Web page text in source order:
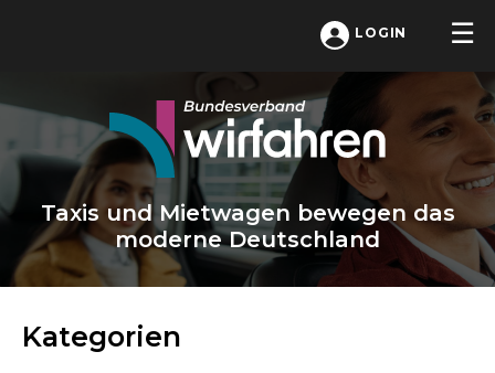
LOGIN
Taxis und Mietwagen bewegen das
moderne Deutschland
Kategorien